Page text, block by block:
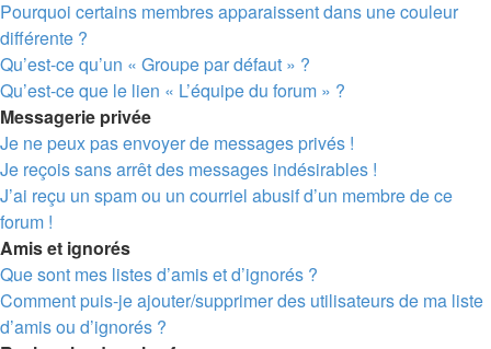
Pourquoi certains membres apparaissent dans une couleur
différente ?
Qu’est-ce qu’un « Groupe par défaut » ?
Qu’est-ce que le lien « L’équipe du forum » ?
Messagerie privée
Je ne peux pas envoyer de messages privés !
Je reçois sans arrêt des messages indésirables !
J’ai reçu un spam ou un courriel abusif d’un membre de ce
forum !
Amis et ignorés
Que sont mes listes d’amis et d’ignorés ?
Comment puis-je ajouter/supprimer des utilisateurs de ma liste
d’amis ou d’ignorés ?